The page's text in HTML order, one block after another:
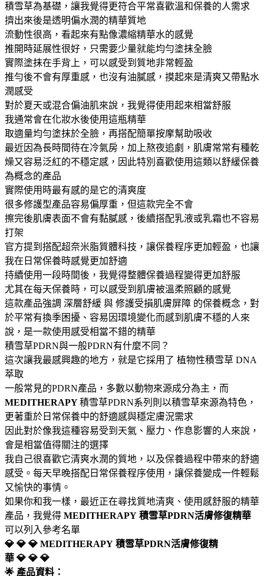
積雪草為基礎，讓我覺得更符合平常喜歡溫和保養的人需求
擠出來後是透明偏水潤的精華質地
流動性很高，看起來有點像濃縮精華水的感覺
推開時延展性很好，只需要少量就能均勻塗抹全臉
實際塗抹在手背上，可以感受到質地非常輕盈
推勻後不會有厚重感，也沒有油膩感，摸起來是清爽又帶點水
潤感受
對於夏天或混合偏油肌來說，我覺得使用起來相當舒服
我通常會在化妝水後使用這瓶精華
取適量均勻塗抹於全臉，再搭配簡單按摩幫助吸收
最近因為長時間待在冷氣房，加上熬夜追劇，肌膚常常有種乾
燥又容易泛紅的不穩定感，因此特別喜歡使用這類以舒緩保養
為概念的產品
實際使用時最有感的是它的清爽度
很多修護型產品容易偏厚重，但這款完全不會
擦完後肌膚表面不會有黏膩感，後續搭配乳液或乳霜也不容易
打架
官方提到搭配超奈米脂質體科技，讓保養程序更加輕盈，也讓
我在日常保養時感覺更加舒適
持續使用一段時間後，我覺得整體保養過程變得更加舒服
尤其在每天保養時，可以感受到肌膚被溫柔照顧的感覺
這款產品強調 深層舒緩 與 修護受損肌膚屏障 的保養概念，對
於平常有換季困擾、容易因環境變化而感到肌膚不穩的人來
說，是一款使用感受相當不錯的精華
積雪草PDRN與一般PDRN有什麼不同？
這次讓我最感興趣的地方，就是它採用了 植物性積雪草 DNA
萃取
一般常見的PDRN產品，多數以動物來源成分為主，而
MEDITHERAPY積雪草PDRN系列則以積雪草來源為特色，
更著重於日常保養中的舒適感與穩定膚況需求
因此對於像我這種容易受到天氣、壓力、作息影響的人來說，
會是相當值得關注的選擇
我自己很喜歡它清爽水潤的質地，以及保養過程中帶來的舒適
感受。每天早晚搭配日常保養程序使用，讓保養變成一件輕鬆
又愉快的事情。
如果你和我一樣，最近正在尋找質地清爽、使用感舒服的精華
產品，我覺得 MEDITHERAPY 積雪草PDRN活膚修復精華
可以列入參考名單
💎 💎 💎 MEDITHERAPY 積雪草PDRN活膚修復精
華 💎 💎 💎
🌟 產品資料：